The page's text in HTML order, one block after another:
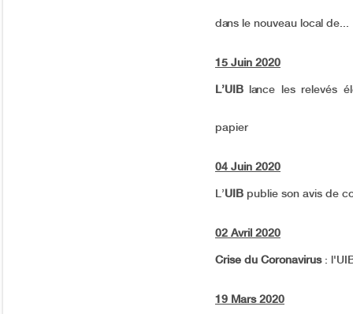
dans le nouveau local de...
15 Juin 2020
L’UIB lance les relevés
papier
04 Juin 2020
L’UIB publie son avis de
02 Avril 2020
Crise du Coronavirus :
19 Mars 2020